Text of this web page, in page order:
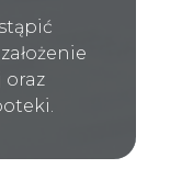
oraz